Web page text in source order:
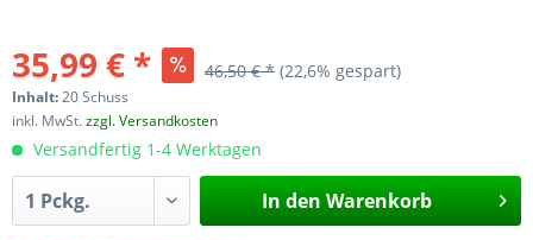
35,99 € * 46,50 € * (22,6% gespart)
Inhalt:20 Schuss
inkl. MwSt.zzgl. Versandkosten
Versandfertig 1-4 Werktagen
In den Warenkorb